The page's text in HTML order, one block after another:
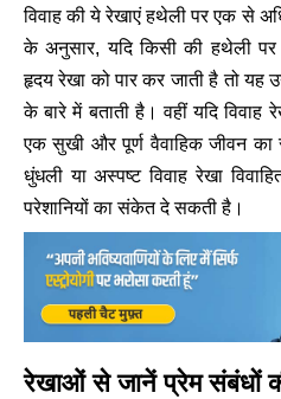
विवाह की ये रेखाएं हथेली पर एक से
के अनुसार, यदि किसी की हथेली
हृदय रेखा को पार कर जाती है तो यह
के बारे में बताती है। वहीं यदि
एक सुखी और पूर्ण वैवाहिक जीवन का
धुंधली या अस्पष्ट विवाह रेखा
परेशानियों का संकेत दे सकती है।
रेखाओं से जानें प्रेम संबंधों